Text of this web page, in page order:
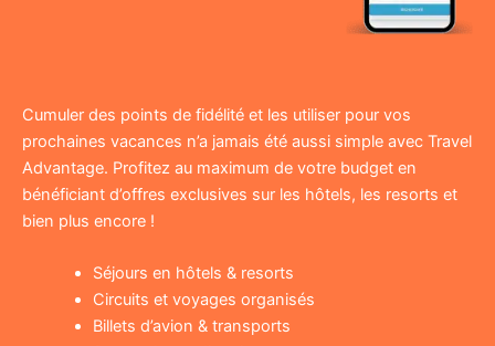
Cumuler des points de fidélité et les utiliser pour vos
prochaines vacances n’a jamais été aussi simple avec Travel
Advantage. Profitez au maximum de votre budget en
bénéficiant d’offres exclusives sur les hôtels, les resorts et
bien plus encore !
Séjours en hôtels & resorts
Circuits et voyages organisés
Billets d’avion & transports